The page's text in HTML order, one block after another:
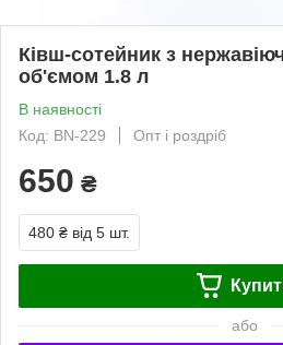
Ківш-сотейник з
об'ємом 1.8 л
В наявності
Код: BN-229
Опт і роздріб
650 ₴
480 ₴ від 5 шт.
або